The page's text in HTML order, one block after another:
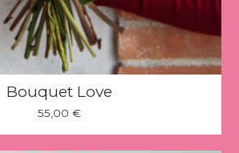
Bouquet Love
55,00 €